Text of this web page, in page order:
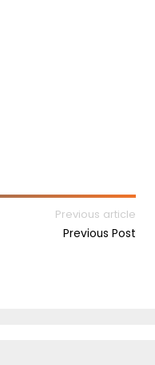
Previous article
Previous Post